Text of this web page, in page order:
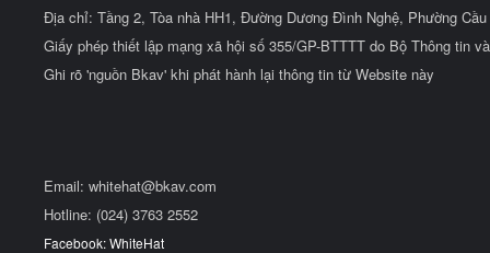
Địa chỉ: Tầng 2, Tòa nhà HH1, Đường Dương Đình Nghệ, Phường
Giấy phép thiết lập mạng xã hội số 355/GP-BTTTT do Bộ Thông tin
Ghi rõ 'nguồn Bkav' khi phát hành lại thông tin từ Website này
Email: whitehat@bkav.com
Hotline: (024) 3763 2552
Facebook: WhiteHat